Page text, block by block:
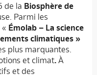
de la Biosphère de
Parmi les
Émolab – La science
climatiques »
plus marquantes.
et climat. À
et des